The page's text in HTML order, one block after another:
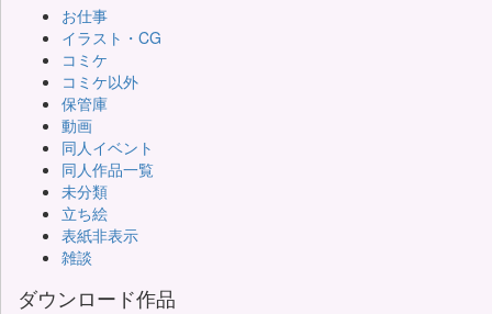
お仕事
イラスト・CG
コミケ
コミケ以外
保管庫
動画
同人イベント
同人作品一覧
未分類
立ち絵
表紙非表示
雑談
ダウンロード作品